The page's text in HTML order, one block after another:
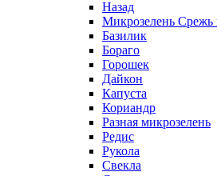
Назад
Микрозелень
Базилик
Бораго
Горошек
Дайкон
Капуста
Кориандр
Разная микрозелень
Редис
Рукола
Свекла